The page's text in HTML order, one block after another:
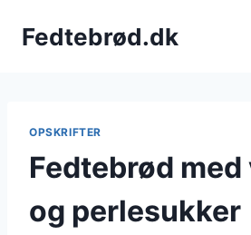
Fedtebrød.dk
OPSKRIFTER
Fedtebrød
og perlesukker